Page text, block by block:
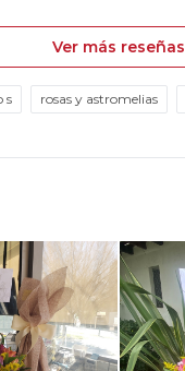
Ver más reseñas
s rosas y astromelias